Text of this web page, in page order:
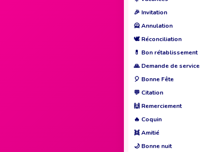
🎉 Invitation
🙅Annulation
🕊️ Réconciliation
💊 Bon rétablissement
🙏 Demande de service
🎈 Bonne Fête
💬 Citation
🙌 Remerciement
🔥 Coquin
👯Amitié
🌙 Bonne nuit